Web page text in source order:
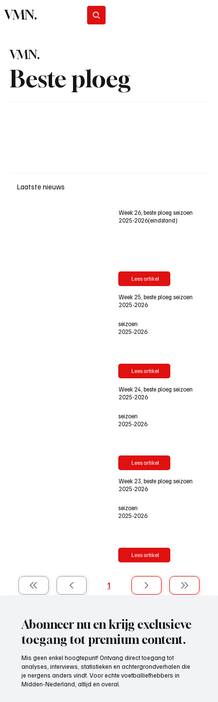
VMN.
Beste ploeg
VMN.
Laatste nieuws
Week 26, beste ploeg seizoen
2025-2026(eindstand)
Lees artikel
Week 25, beste ploeg seizoen
2025-2026
seizoen
2025-2026
Lees artikel
Week 24, beste ploeg seizoen
2025-2026
seizoen
2025-2026
Lees artikel
Week 23, beste ploeg seizoen
2025-2026
seizoen
2025-2026
Lees artikel
1Pagina
Abonneer nu en krijg exclusieve
toegang tot premium content.
Mis geen enkel hoogtepunt! Ontvang direct toegang tot
analyses, interviews, statistieken en achtergrondverhalen die
je nergens anders vindt. Voor echte voetballiefhebbers in
Midden-Nederland, altijd en overal.